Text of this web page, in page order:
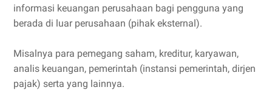
informasi keuangan perusahaan bagi pengguna yang
berada di luar perusahaan (pihak eksternal).
Misalnya para pemegang saham, kreditur, karyawan,
analis keuangan, pemerintah (instansi pemerintah, dirjen
pajak) serta yang lainnya.